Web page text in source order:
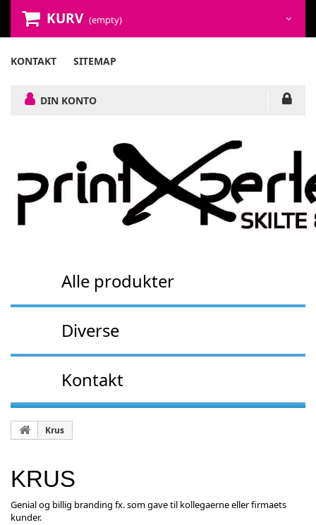
KURV (empty)
KONTAKT SITEMAP
DIN KONTO
Alle produkter
Diverse
Kontakt
Krus
KRUS
Genial og billig branding fx. som gave til kollegaerne eller firmaets
kunder.